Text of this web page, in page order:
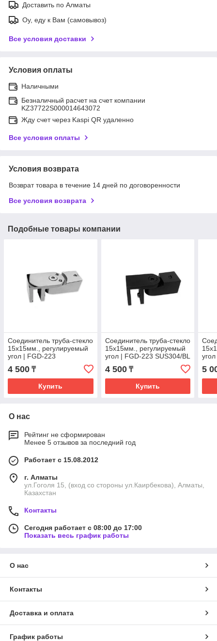
Доставить по Алматы
Оу, еду к Вам (самовывоз)
Все условия доставки
Условия оплаты
Наличными
Безналичный расчет на счет компании
KZ37722S000014643072
Жду счет через Kaspi QR удаленно
Все условия оплаты
Условия возврата
Возврат товара в течение 14 дней по договоренности
Все условия возврата
Подобные товары компании
Соединитель труба-стекло
15х15мм., регулируемый
угол | FGD-223
SUS304/PSS | Хром
4 500 ₸
Купить
Соединитель труба-стекло
15х15мм., регулируемый
угол | FGD-223 SUS304/BL
| Черный
4 500₸
Купить
5
О нас
Рейтинг не сформирован
Менее 5 отзывов за последний год
Работает с 15.08.2012
г. Алматы
ул.Гоголя 15, (вход со стороны ул.Каирбекова), Алматы,
Казахстан
Контакты
Сегодня работает с 08:00 до 17:00
Показать весь график работы
О нас
Контакты
Доставка и оплата
График работы